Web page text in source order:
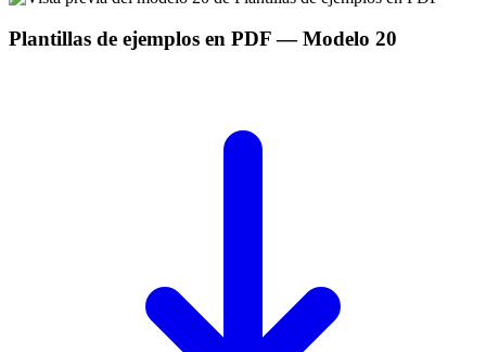
Plantillas de ejemplos en PDF— Modelo 20